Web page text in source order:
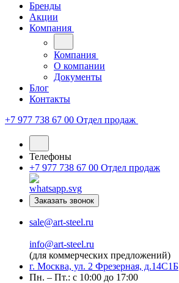
Бренды
Акции
Компания
Компания
О компании
Документы
Блог
Контакты
+7 977 738 67 00 Отдел продаж
Телефоны
+7 977 738 67 00 Отдел продаж
Заказать звонок
sale@art-steel.ru
info@art-steel.ru
(для коммерческих предложений)
г. Москва, ул. 2 Фрезерная, д.14С1Б
Пн. – Пт.: с 10:00 до 17:00